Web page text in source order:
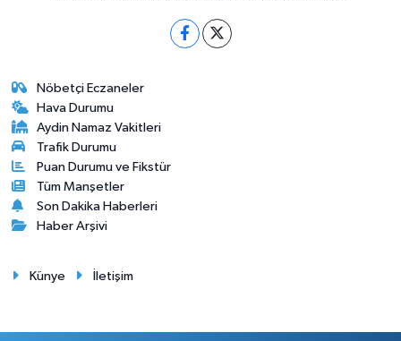
Nöbetçi Eczaneler
Hava Durumu
Aydin Namaz Vakitleri
Trafik Durumu
Puan Durumu ve Fikstür
Tüm Manşetler
Son Dakika Haberleri
Haber Arşivi
Künye İletişim